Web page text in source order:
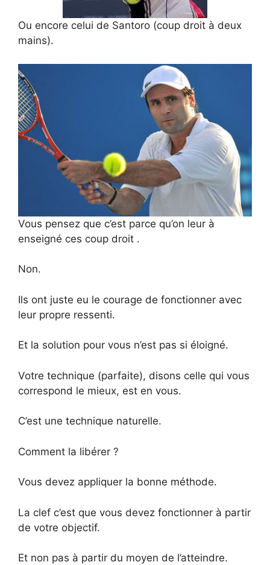
Ou encore celui de Santoro (coup droit à deux
mains).
Vous pensez que c’est parce qu’on leur à
enseigné ces coup droit .
Non.
Ils ont juste eu le courage de fonctionner avec
leur propre ressenti.
Et la solution pour vous n’est pas si éloigné.
Votre technique (parfaite), disons celle qui vous
correspond le mieux, est en vous.
C’est une technique naturelle.
Comment la libérer ?
Vous devez appliquer la bonne méthode.
La clef c’est que vous devez fonctionner à partir
de votre objectif.
Et non pas à partir du moyen de l’atteindre.